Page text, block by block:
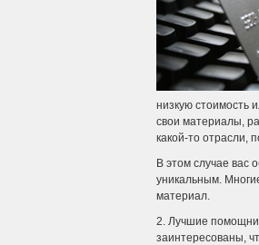
низкую стоимость
свои материалы,
какой-то отрасли,
В этом случае вас
уникальным.
материал.
2. Лучшие
заинтересованы,